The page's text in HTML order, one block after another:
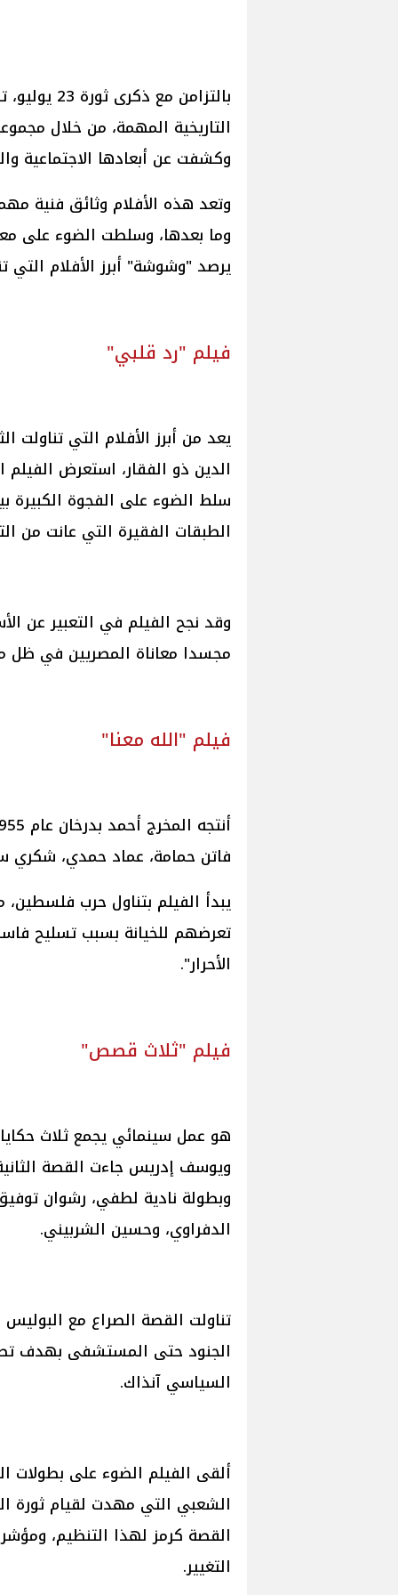
بالتزامن
التاريخية المهمة، من خلال
وكشفت عن أبعادها الاجتماعية
وتعد هذه الأفلام وثائق فنية
وما بعدها، وسلطت الضوء على
يرصد "وشوشة" أبرز الأفلام التي تناولت
فيلم "رد قلبي"
الدين ذو الفقار، استعرض الفيلم
سلط الضوء على الفجوة الكبيرة
الطبقات الفقيرة التي عانت من
وقد نجح الفيلم في التعبير عن
مجسدا معاناة المصريين في ظل
فيلم "الله معنا"
فاتن حمامة، عماد حمدي، شكري
يبدأ الفيلم بتناول حرب
تعرضهم للخيانة بسبب تسليح
الأحرار".
فيلم "ثلاث قصص"
هو عمل سينمائي يجمع ثلاث
ويوسف إدريس جاءت القصة
وبطولة نادية لطفي، رشوان
الدفراوي، وحسين الشربيني.
تناولت القصة الصراع مع
الجنود حتى المستشفى بهدف
السياسي آنذاك.
ألقى الفيلم الضوء على بطولات
الشعبي التي مهدت لقيام ثورة
القصة كرمز لهذا التنظيم،
التغيير.